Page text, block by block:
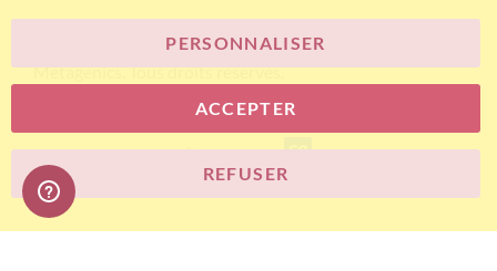
© Bariatric Advantage® est une marque du groupe
Metagenics. Tous droits réservés.
E-commerce
ACCEPTER
PERSONNALISER
REFUSER